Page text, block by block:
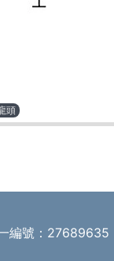
頭
編號：27689635